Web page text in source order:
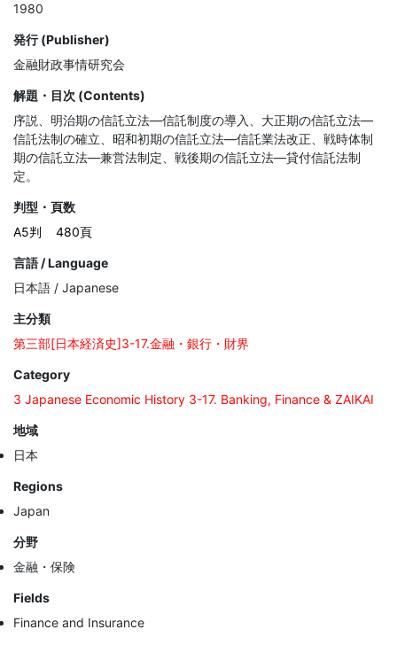
1980
発行 (Publisher)
金融財政事情研究会
解題・目次 (Contents)
序説、明治期の信託立法—信託制度の導入、大正期の信託立法—
信託法制の確立、昭和初期の信託立法—信託業法改正、戦時体制
期の信託立法—兼営法制定、戦後期の信託立法—貸付信託法制
定。
判型・頁数
A5判
480頁
言語 / Language
日本語 / Japanese
主分類
第三部[日本経済史]3-17.金融・銀行・財界
Category
3 Japanese Economic History 3-17. Banking, Finance & ZAIKAI
地域
日本
Regions
Japan
分野
金融・保険
Fields
Finance and Insurance